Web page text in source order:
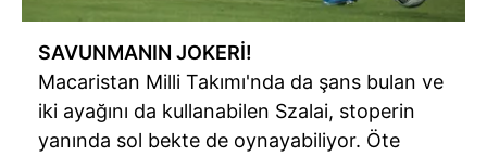
SAVUNMANIN JOKERİ!
Macaristan Milli Takımı'nda da şans bulan ve
iki ayağını da kullanabilen Szalai, stoperin
yanında sol bekte de oynayabiliyor. Öte